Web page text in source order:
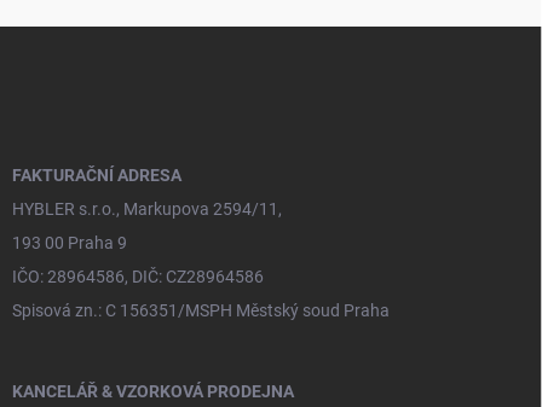
FAKTURAČNÍ ADRESA
HYBLER s.r.o., Markupova 2594/11,
193 00 Praha 9
IČO: 28964586, DIČ: CZ28964586
Spisová zn.: C 156351/MSPH Městský soud Praha
KANCELÁŘ & VZORKOVÁ PRODEJNA